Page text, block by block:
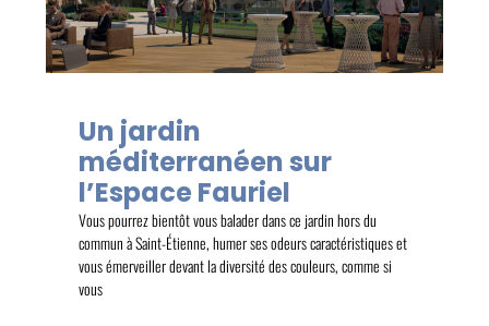
Un jardin
méditerranéen sur
l’Espace Fauriel
Vous pourrez bientôt vous balader dans ce jardin hors du
commun à Saint-Étienne, humer ses odeurs caractéristiques et
vous émerveiller devant la diversité des couleurs, comme si
vous